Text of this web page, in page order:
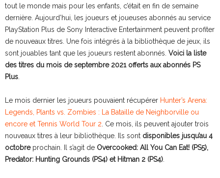
tout le monde mais pour les enfants, c’était en fin de semaine
dernière. Aujourd’hui, les joueurs et joueuses abonnés au service
PlayStation Plus de Sony Interactive Entertainment peuvent profiter
de nouveaux titres. Une fois intégrés à la bibliothèque de jeux, ils
sont jouables tant que les joueurs restent abonnés. Voici la liste
des titres du mois de septembre 2021 offerts aux abonnés PS
Plus
Le mois dernier les joueurs pouvaient récupérer Hunter’s Arena:
Legends, Plants vs. Zombies : La Bataille de Neighborville ou
encore et Tennis World Tour 2 . Ce mois, ils peuvent ajouter trois
nouveaux titres à leur bibliothèque. Ils sont disponibles jusqu’au 4
octobreprochain. Il s’agit de Overcooked: All You Can Eat! (PS5),
Predator: Hunting Grounds (PS4) et Hitman 2 (PS4)